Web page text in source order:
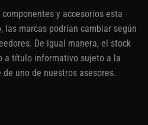
y accesorios esta
marcas podrían cambiar según
De igual manera, el stock
a título informativo sujeto a la
uno de nuestros asesores.